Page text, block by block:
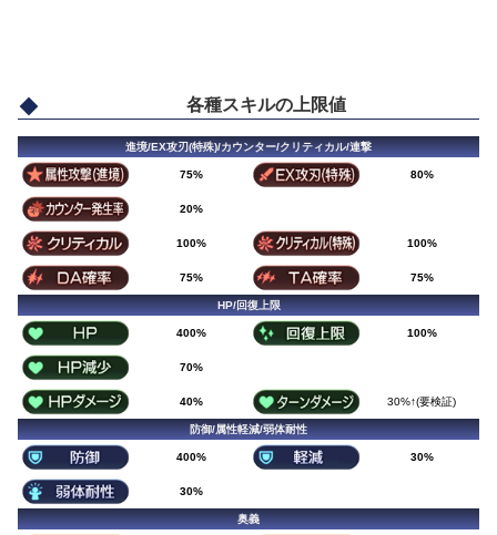
各種スキルの上限値
進境/EX攻刃(特殊)/カウンター/クリティカル/連撃
75% 80%
20%
100% 100%
75% 75%
HP/回復上限
400% 100%
70%
40% 30%↑(要検証)
防御/属性軽減/弱体耐性
400% 30%
30%
奥義